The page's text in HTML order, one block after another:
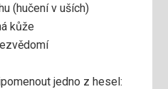
(hučení v uších)
kůže
jedno z hesel: